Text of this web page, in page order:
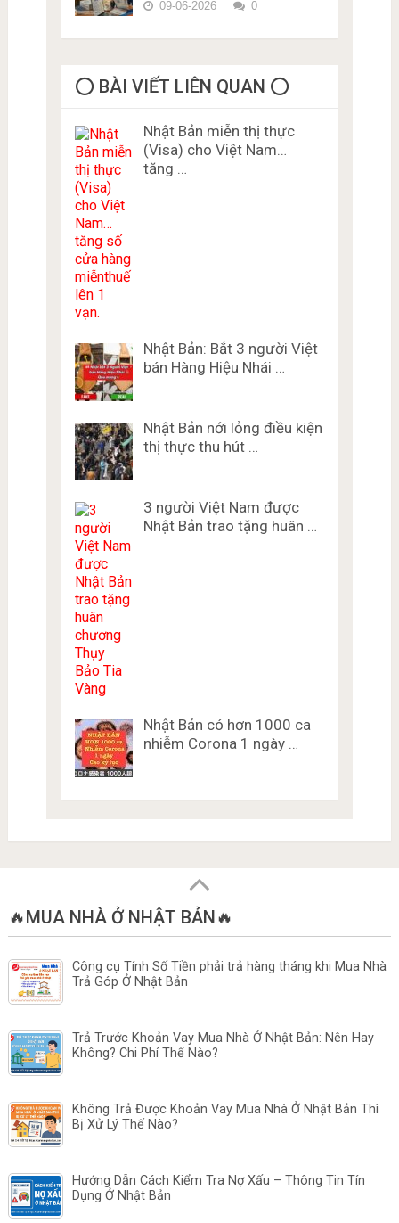
09-06-2026 0
⭕️ BÀI VIẾT LIÊN QUAN ⭕️
Nhật Bản miễn thị thực
(Visa) cho Việt Nam…
tăng …
Nhật Bản: Bắt 3 người Việt
bán Hàng Hiệu Nhái …
Nhật Bản nới lỏng điều kiện
thị thực thu hút …
3 người Việt Nam được
Nhật Bản trao tặng huân …
Nhật Bản có hơn 1000 ca
nhiễm Corona 1 ngày …
🔥MUA NHÀ Ở NHẬT BẢN🔥
Công cụ Tính Số Tiền phải trả hàng tháng khi Mua Nhà
Trả Góp Ở Nhật Bản
Trả Trước Khoản Vay Mua Nhà Ở Nhật Bản: Nên Hay
Không? Chi Phí Thế Nào?
Không Trả Được Khoản Vay Mua Nhà Ở Nhật Bản Thì
Bị Xử Lý Thế Nào?
Hướng Dẫn Cách Kiểm Tra Nợ Xấu – Thông Tin Tín
Dụng Ở Nhật Bản